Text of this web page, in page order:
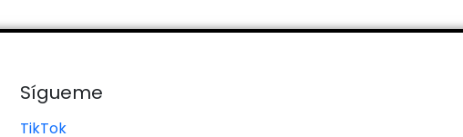
Sígueme
TikTok